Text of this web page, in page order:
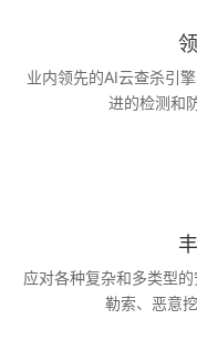
业内领先的AI云查杀引
进的检测和
应对各种复杂和多类型
勒索、恶意